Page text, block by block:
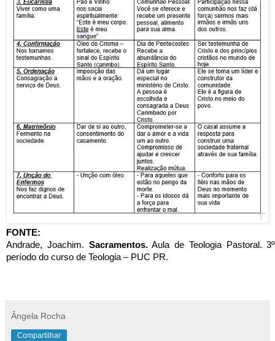
FONTE:
Andrade, Joachim. Sacramentos.Aula de Teologia Pastoral. 3º
período do curso de Teologia – PUC PR.
Ângela Rocha
Compartilhar